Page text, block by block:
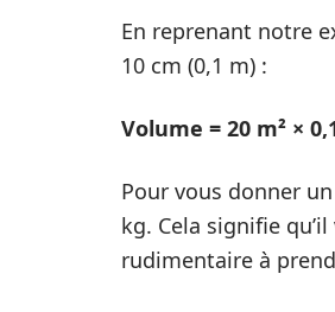
En reprenant notre
10 cm (0,1 m) :
Volume = 20 m² ×
Pour vous donner
kg. Cela signifie
rudimentaire à